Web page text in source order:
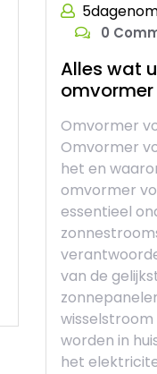
0
Alles wat
Omvormer
Omvormer
het en
omvormer
essentieel
van de
worden in
het